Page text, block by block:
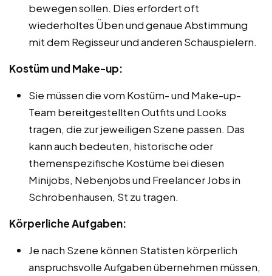
bewegen sollen. Dies erfordert oft
wiederholtes Üben und genaue Abstimmung
mit dem Regisseur und anderen Schauspielern.
Kostüm und Make-up:
Sie müssen die vom Kostüm- und Make-up-
Team bereitgestellten Outfits und Looks
tragen, die zur jeweiligen Szene passen. Das
kann auch bedeuten, historische oder
themenspezifische Kostüme bei diesen
Minijobs, Nebenjobs und Freelancer Jobs in
Schrobenhausen, St zu tragen.
Körperliche Aufgaben:
Je nach Szene können Statisten körperlich
anspruchsvolle Aufgaben übernehmen müssen,